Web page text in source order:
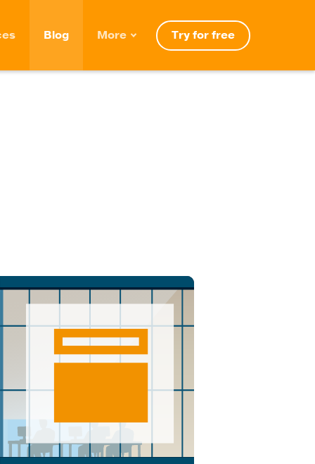
Blog More Try for free